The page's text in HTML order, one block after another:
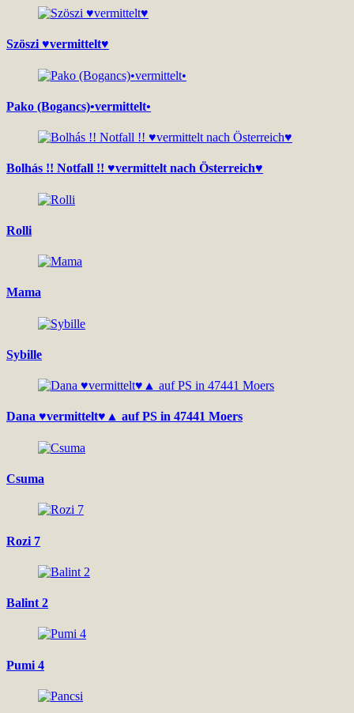
Szöszi ♥vermittelt♥
Pako (Bogancs)•vermittelt•
Bolhás !! Notfall !! ♥vermittelt nach Österreich♥
Rolli
Mama
Sybille
Dana ♥vermittelt♥▲ auf PS in 47441 Moers
Csuma
Rozi 7
Balint 2
Pumi 4